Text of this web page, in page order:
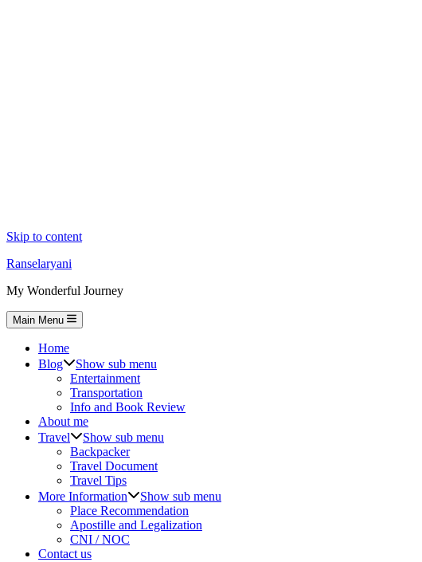
Skip to content
Ranselaryani
My Wonderful Journey
Main Menu
Home
Blog
Show sub menu
Entertainment
Transportation
Info and Book Review
About me
Travel
Show sub menu
Backpacker
Travel Document
Travel Tips
More Information
Show sub menu
Place Recommendation
Apostille and Legalization
CNI / NOC
Contact us